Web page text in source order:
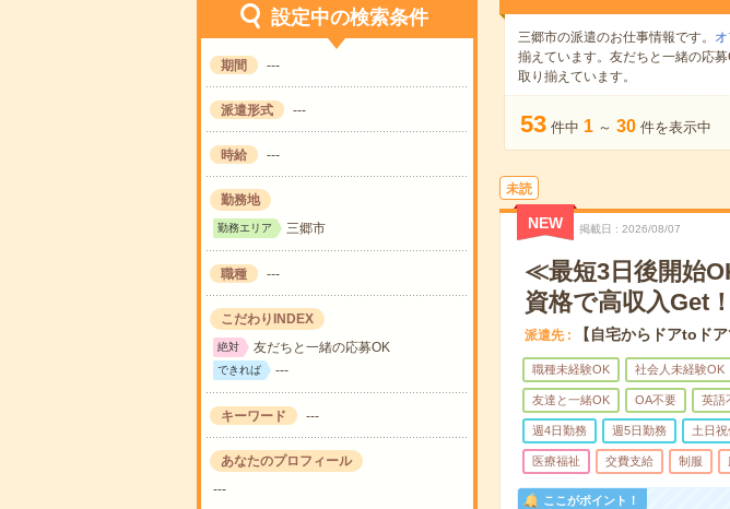
設定中の検索条件
期間 ---
派遣形式 ---
時給 ---
勤務地
勤務エリア 三郷市
職種 ---
こだわりINDEX
絶対 友だちと一緒の応募OK
できれば ---
キーワード ---
あなたのプロフィール
---
三郷市の派遣のお仕事情報です。
揃えています。友だちと一緒の応募
取り揃えています。
53 件中 1 ～ 30 件を表示中
未読
NEW 掲載日 2026/08/07
≪最短3日後開始
資格で高収入Get！
派遣先 【自宅からドアtoド
職種未経験OK 社会人未経験OK
友達と一緒OK OA不要 英語
週4日勤務 週5日勤務 土日祝
医療福祉 交費支給 制服
ここがポイント！